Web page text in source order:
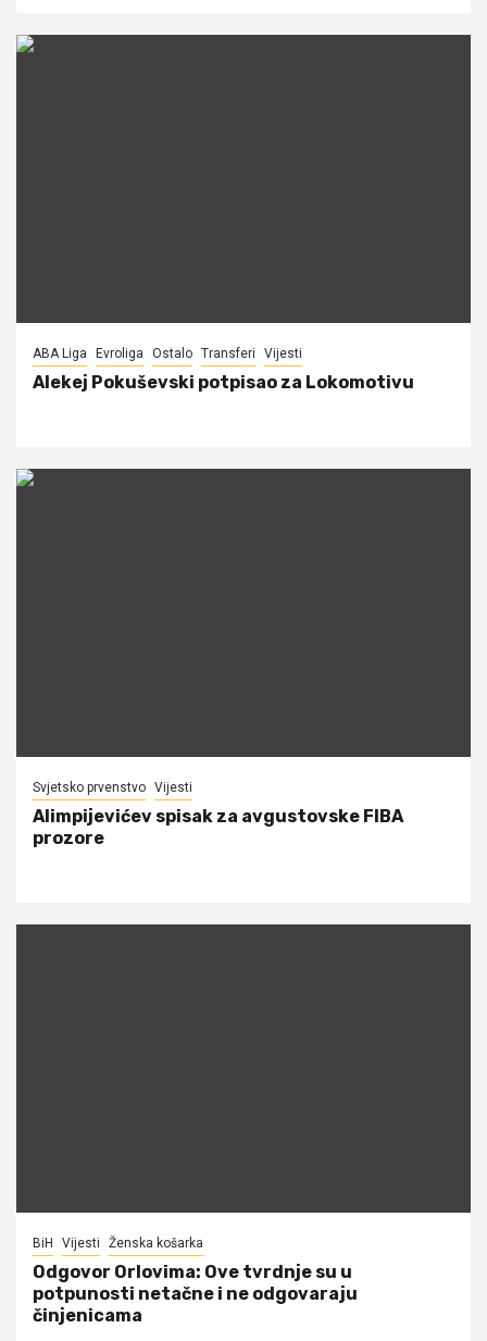
ABA Liga Evroliga Ostalo Transferi Vijesti
Alekej Pokuševski potpisao za Lokomotivu
Svjetsko prvenstvo Vijesti
Alimpijevićev spisak za avgustovske FIBA
prozore
BiH Vijesti Ženska košarka
Odgovor Orlovima: ​Ove tvrdnje su u
potpunosti netačne i ne odgovaraju
činjenicama